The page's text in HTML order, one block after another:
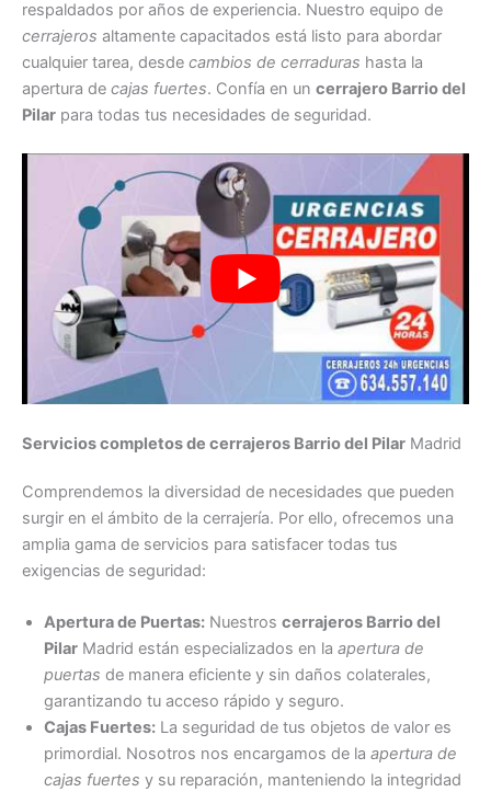
respaldados por años de experiencia. Nuestro equipo de
cerrajeros altamente capacitados está listo para abordar
cualquier tarea, desde cambios de cerraduras hasta la
apertura de cajas fuertes. Confía en un cerrajero Barrio del
Pilar para todas tus necesidades de seguridad.
Servicios completos de cerrajeros Barrio del Pilar Madrid
Comprendemos la diversidad de necesidades que pueden
surgir en el ámbito de la cerrajería. Por ello, ofrecemos una
amplia gama de servicios para satisfacer todas tus
exigencias de seguridad:
Apertura de Puertas: Nuestros cerrajeros Barrio del
Pilar Madrid están especializados en la apertura de
puertas de manera eficiente y sin daños colaterales,
garantizando tu acceso rápido y seguro.
Cajas Fuertes: La seguridad de tus objetos de valor es
primordial. Nosotros nos encargamos de la apertura de
cajas fuertes y su reparación, manteniendo la integridad